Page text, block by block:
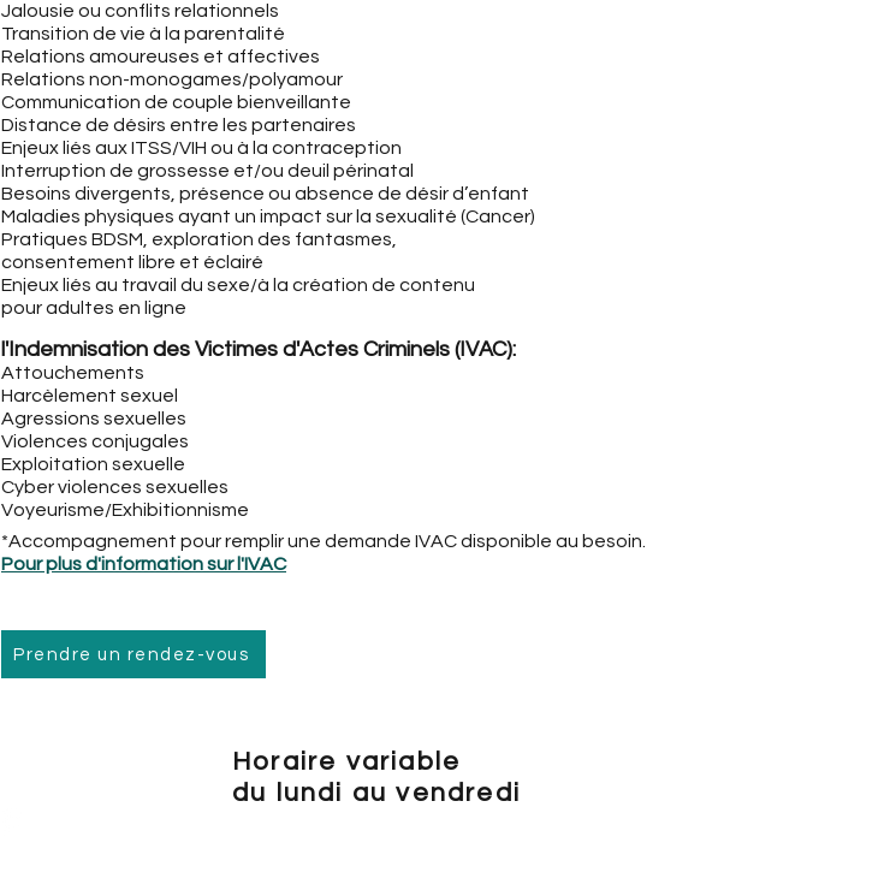
Jalousie ou conflits relationnels
Transition de vie à la parentalité
Relations amoureuses et affectives
Relations non-monogames/polyamour
Communication de couple bienveillante
Distance de désirs entre les partenaires
Enjeux liés aux ITSS/VIH ou à la contraception
Interruption de grossesse et/ou deuil périnatal
Besoins divergents, présence ou absence de désir d’enfant
Maladies physiques ayant un impact sur la sexualité (Cancer)
Pratiques BDSM, exploration des fantasmes,
consentement libre et éclairé
Enjeux liés au travail du sexe/à la création de contenu
pour adultes en ligne
l'Indemnisation des Victimes d'Actes Criminels (IVAC):
Attouchements
Harcèlement sexuel
Agressions sexuelles
Violences conjugales
Exploitation sexuelle
Cyber violences sexuelles
Voyeurisme/Exhibitionnisme
*Accompagnement pour remplir une demande IVAC disponible au besoin.
Pour plus d'information sur l'IVAC
Prendre un rendez-vous
Horaire variable
du lundi au vendredi